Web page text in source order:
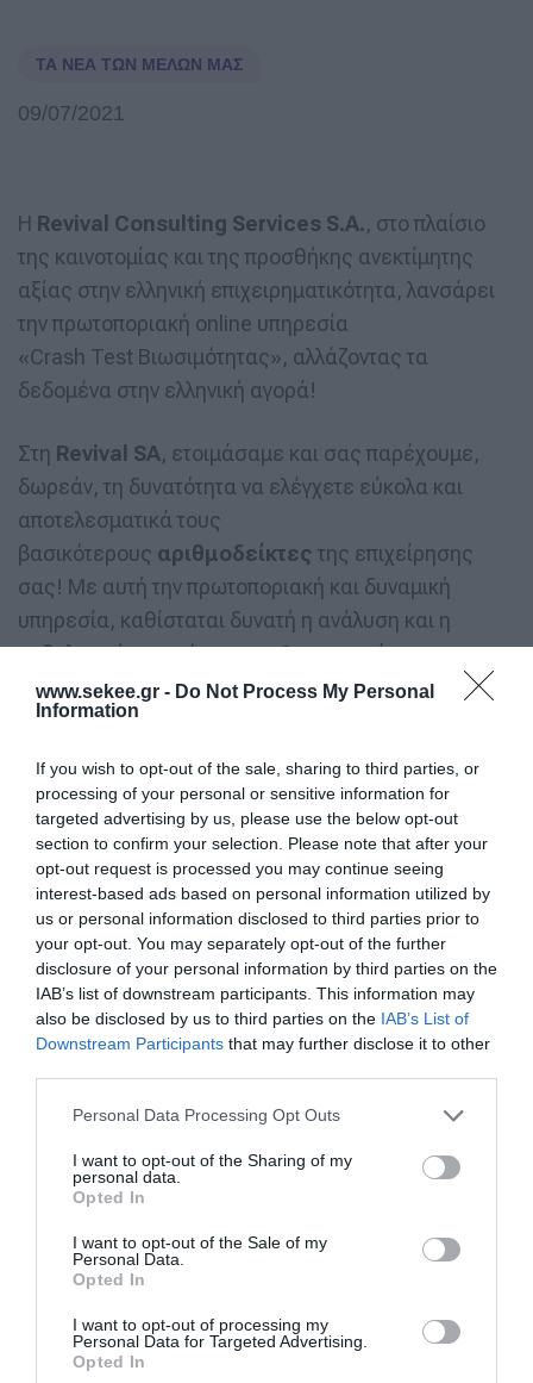
www.sekee.gr - Do Not Process My Personal
Information
If you wish to opt-out of the sale, sharing to third parties, or
processing of your personal or sensitive information for
targeted advertising by us, please use the below opt-out
section to confirm your selection. Please note that after your
opt-out request is processed you may continue seeing
interest-based ads based on personal information utilized by
us or personal information disclosed to third parties prior to
your opt-out. You may separately opt-out of the further
disclosure of your personal information by third parties on the
IAB’s list of downstream participants. This information may
also be disclosed by us to third parties on the IAB’s List of
Downstream Participants that may further disclose it to other
Personal Data Processing Opt Outs
I want to opt-out of the Sharing of my
personal data.
Opted In
I want to opt-out of the Sale of my
Personal Data.
Opted In
I want to opt-out of processing my
Personal Data for Targeted Advertising.
Opted In
ΤΑ ΝΈΑ ΤΩΝ ΜΕΛΏΝ ΜΑΣ
09/07/2021
Η Revival Consulting Services S.A., στο πλαίσιο
της καινοτομίας και της προσθήκης ανεκτίμητης
αξίας στην ελληνική επιχειρηματικότητα, λανσάρει
την πρωτοποριακή online υπηρεσία
«Crash Test Βιωσιμότητας», αλλάζοντας τα
δεδομένα στην ελληνική αγορά!
Στη Revival SA, ετοιμάσαμε και σας παρέχουμε,
δωρεάν, τη δυνατότητα να ελέγχετε εύκολα και
αποτελεσματικά τους
βασικότερους αριθμοδείκτες της επιχείρησης
σας! Με αυτή την πρωτοποριακή και δυναμική
υπηρεσία, καθίσταται δυνατή η ανάλυση και η
ορθολογική κατανόηση των Οικονομικών
Καταστάσεων (Ισολογισμός, Κατάσταση
Αποτελεσμάτων Χρήσης, Κατάσταση Ταμειακών
αποφάσεων!
Η συγκεκριμένη υπηρεσία παρέχει άμεση
πληροφόρηση για την ρευστότητα, την
δραστηριότητα και την αποδοτικότητα,
προσδιορίζοντας την πραγματική κατάσταση και την
υγιή βιωσιμότητα της επιχείρησης.
Η εταιρεία συνεχίζει να επενδύει στην καινοτομία
και να προχωρά δυναμικά στην δημιουργία λύσεων,
προσθέτοντας σημαντική αξία στην ελληνική
του ιδιωτικού και δημοσίου τομέα με καινοτόμα
προϊόντα και υπηρεσίες αιχμής.
RevivalConsulting
και ενδυνάμωση των επιχειρήσεων καθώς και την
βιώσιμη και ισόρροπη ανάπτυξη τους, συμβάλλοντας